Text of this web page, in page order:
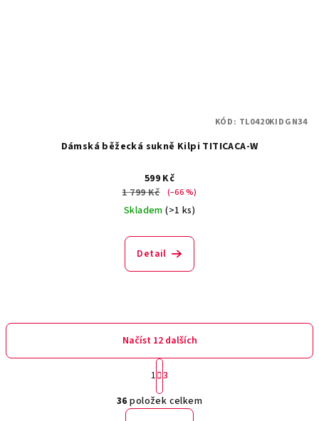
Dámská běžecká sukně Kilpi TITICACA-W
599 Kč
1 799 Kč
(–66 %)
Skladem(>1 ks)
Detail
KÓD: TL0420KIDGN34
O
v
Načíst 12 dalších
S
t
r
á
1 3
36 položek celkem